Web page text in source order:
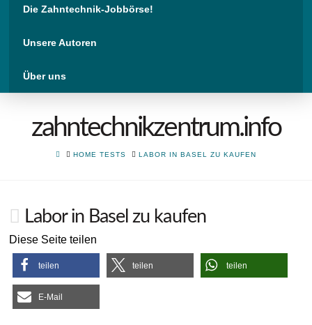
Die Zahntechnik-Jobbörse!
Unsere Autoren
Über uns
zahntechnikzentrum.info
HOMEHOME TESTS LABOR IN BASEL ZU KAUFEN
Labor in Basel zu kaufen
Diese Seite teilen
teilen teilen teilen
E-Mail